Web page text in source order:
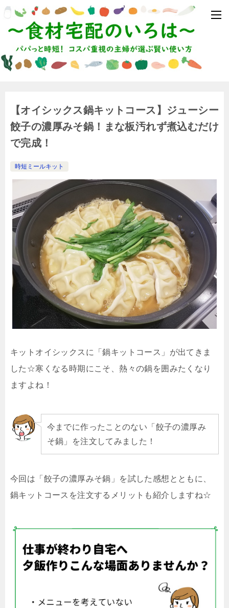
【オイシックス鍋キットコース】ジューシー
餃子の濃厚みそ鍋！まな板汚れず煮込むだけ
で完成！
時短ミールキット
キットオイシックスに「鍋キットコース」が出てきま
した☆寒くなる時期にこそ、熱々の鍋を囲みたくなり
ますよね！
今までに作ったことのない「餃子の濃厚み
そ鍋」を注文してみました！
今回は「餃子の濃厚みそ鍋」を試した感想とともに、
鍋キットコースを注文するメリットも紹介しますね☆